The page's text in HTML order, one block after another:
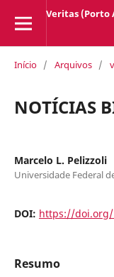
Veritas (Porto
Início / Arquivos /
NOTÍCIAS
Marcelo L. Pelizzoli
Universidade Federal
DOI: https://doi.org/
Resumo